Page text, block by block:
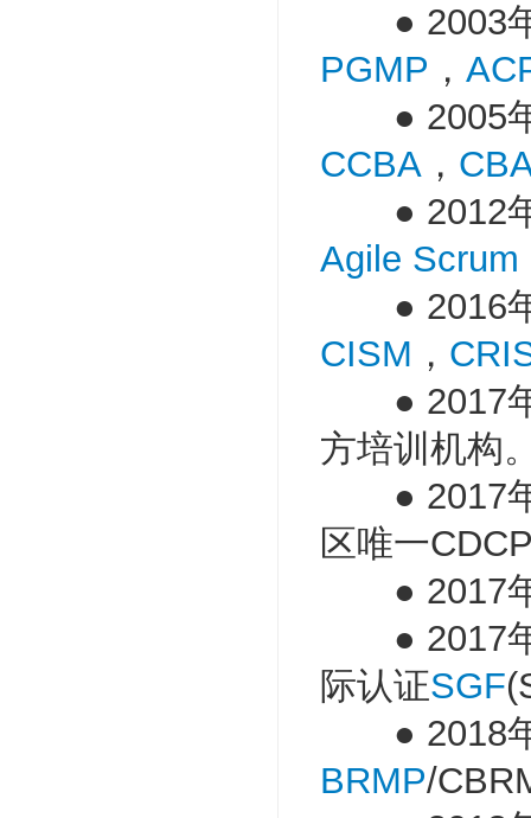
● 2003年
PGMP ，
● 2005年
CCBA ，
● 2012年
Agile Scrum
● 2016年
CISM ，
● 2017年
方培训机构
● 2017年
区唯一
● 2017年
● 2017年
际认证SGF
● 2018年
BRMP/